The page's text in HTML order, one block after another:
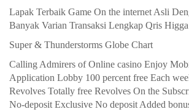
Lapak Terbaik Game On the internet Asli
Banyak Varian Transaksi Lengkap Qris
Super & Thunderstorms Globe Chart
Calling Admirers of Online casino Enjoy
Application Lobby 100 percent free Each
Revolves Totally free Revolves On the
No-deposit Exclusive No deposit Added